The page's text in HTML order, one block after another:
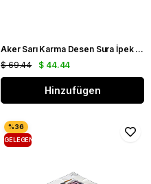
Aker Sarı Karma Desen Sura İpek Eşarp 8808701 - 361
$ 44.44
$ 69.44
Hinzufügen
GELEGENHEIT